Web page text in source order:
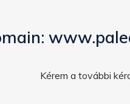
Kérem a további